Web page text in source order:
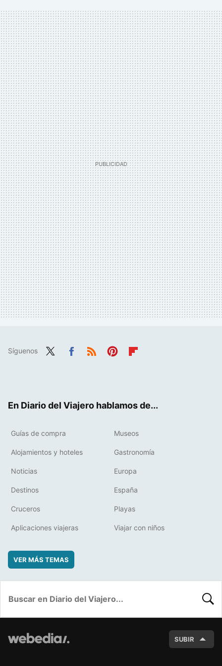
Síguenos
En Diario del Viajero hablamos de...
Guías de compra Museos
Alojamientos y hoteles Gastronomía
Noticias Europa
Destinos España
Cruceros Playas
Aplicaciones viajeras Viajar con niños
VER MÁS TEMAS
SUBIR